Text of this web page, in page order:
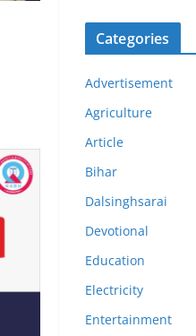
Categories
Advertisement
Agriculture
Article
Bihar
Dalsinghsarai
Devotional
Education
Electricity
Entertainment